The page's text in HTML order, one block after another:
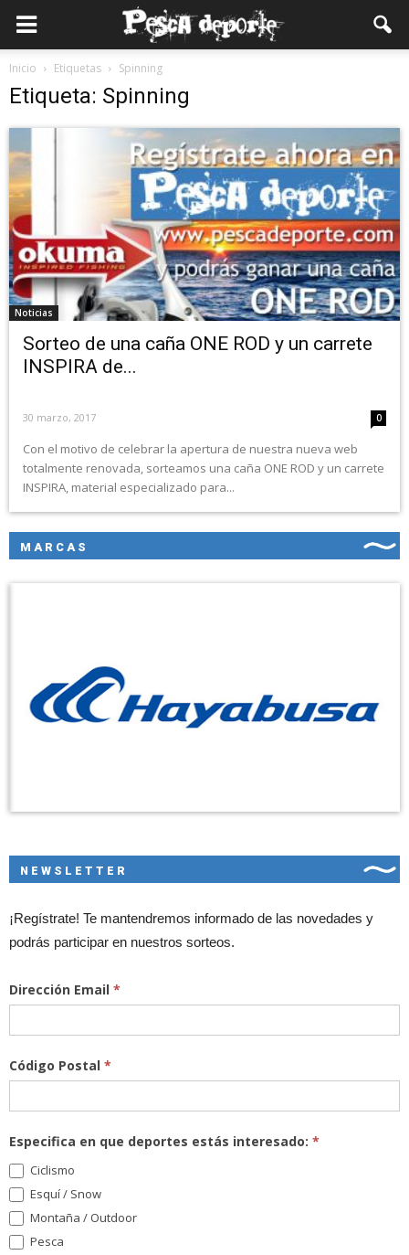
Inicio Etiquetas Spinning
Etiqueta: Spinning
Noticias
Sorteo de una caña ONE ROD y un carrete
INSPIRA de...
30 marzo, 2017 0
Con el motivo de celebrar la apertura de nuestra nueva web
totalmente renovada, sorteamos una caña ONE ROD y un carrete
INSPIRA, material especializado para...
MARCAS
NEWSLETTER
¡Regístrate! Te mantendremos informado de las novedades y
podrás participar en nuestros sorteos.
Dirección Email *
Código Postal *
Especifica en que deportes estás interesado: *
Ciclismo
Esquí / Snow
Montaña / Outdoor
Pesca